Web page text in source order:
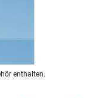
enthalten.